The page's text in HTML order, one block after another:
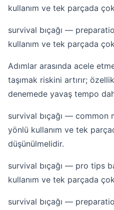
kullanım ve tek parçada
survival bıçağı —
kullanım ve tek parçada
Adımlar arasında acele
taşımak riskini artırır;
denemede yavaş tempo
survival bıçağı — common
yönlü kullanım ve tek
düşünülmelidir.
survival bıçağı — pro tips
kullanım ve tek parçada
survival bıçağı —